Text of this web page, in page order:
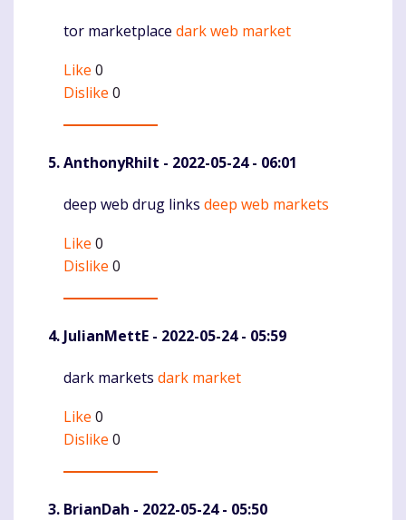
Komentaras
tor marketplace dark web market
Like 0
Dislike 0
AnthonyRhilt - 2022-05-24 - 06:01
Komentaras
deep web drug links deep web markets
Like 0
Dislike 0
JulianMettE - 2022-05-24 - 05:59
Komentaras
dark markets dark market
Like 0
Dislike 0
BrianDah - 2022-05-24 - 05:50